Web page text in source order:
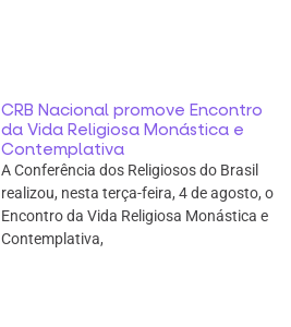
CRB Nacional promove Encontro
da Vida Religiosa Monástica e
Contemplativa
A Conferência dos Religiosos do Brasil
realizou, nesta terça-feira, 4 de agosto, o
Encontro da Vida Religiosa Monástica e
Contemplativa,